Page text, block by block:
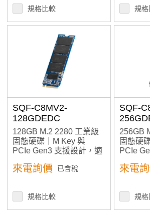
規格比較 規格
SQF-C8MV2-
128GDEDC
128GB M.2 2280 工業級
固態硬碟｜M Key 與
PCIe Gen3 支援設計，適
支援，穩定應對嚴苛嵌入
來電詢價 已含稅
規格比較
SQF-
256GB
固態硬
PCIe
來電
規格